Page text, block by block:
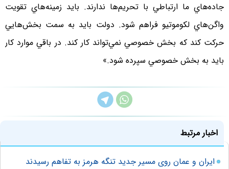
جاده‌هاي ما ارتباطي با تحريم‌ها ندارند. بايد زمينه‌هاي تقويت
واگن‌هاي لكوموتيو فراهم شود. دولت بايد به سمت بخش‌هايي
حركت كند كه بخش خصوصي نمي‌تواند كار كند. در باقي موارد كار
بايد به بخش خصوصي سپرده شود.»
اخبار مرتبط
ایران و عمان روی مسیر جدید تنگه هرمز به تفاهم رسیدند